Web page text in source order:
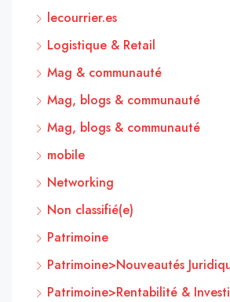
lecourrier.es
Logistique & Retail
Mag & communauté
Mag, blogs & communauté
Mag, blogs & communauté
mobile
Networking
Non classifié(e)
Patrimoine
Patrimoine>Nouveautés
Patrimoine>Rentabilité &